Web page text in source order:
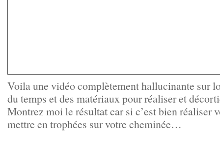
Voila une vidéo complètement hallucinante sur
du temps et des matériaux pour réaliser et
Montrez moi le résultat car si c’est bien réaliser
mettre en trophées sur votre cheminée…